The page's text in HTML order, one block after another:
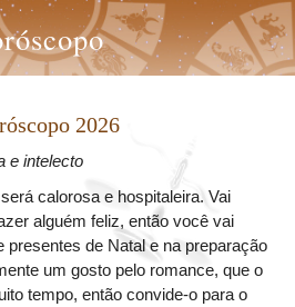
2026
e intelecto
calorosa e hospitaleira. Vai
alguém feliz, então você vai
presentes de Natal e na preparação
um gosto pelo romance, que o
tempo, então convide-o para o